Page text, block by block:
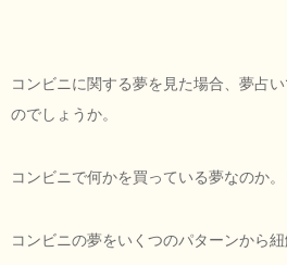
コンビニに関する夢を見た場合、夢占
のでしょうか。
コンビニで何かを買っている夢なのか
コンビニの夢をいくつのパターンから紐